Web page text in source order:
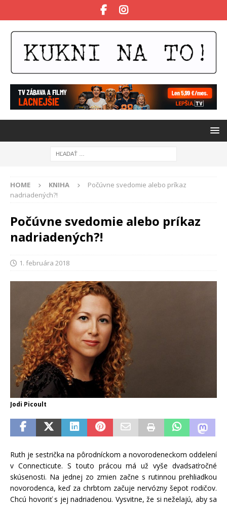
HOME KNIHA
Počúvne svedomie alebo príkaz
nadriadených?!
Počúvne svedomie alebo príkaz
nadriadených?!
1. februára 2018
Jodi Picoult
Ruth je sestrička na pôrodníckom a novorodeneckom oddelení
v Connecticute. S touto prácou má už vyše dvadsaťročné
skúsenosti. Na jednej zo zmien začne s rutinnou prehliadkou
novorodenca, keď za chrbtom začuje nervózny šepot rodičov.
Chcú hovoriť s jej nadriadenou. Vysvitne, že si neželajú, aby sa